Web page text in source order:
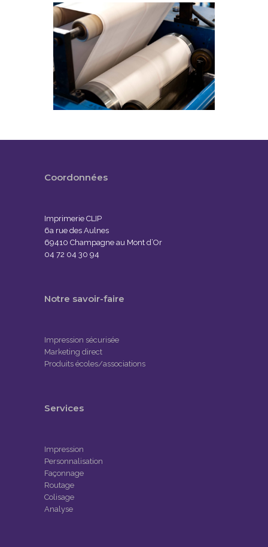
Coordonnées
Imprimerie CLIP
6a rue des Aulnes
69410 Champagne au Mont d’Or
04 72 04 30 94
Notre savoir-faire
Impression sécurisée
Marketing direct
Produits écoles/associations
Services
Impression
Personnalisation
Façonnage
Routage
Colisage
Analyse